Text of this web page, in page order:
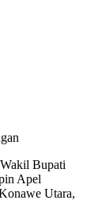
Bupati
Apel
Utara,